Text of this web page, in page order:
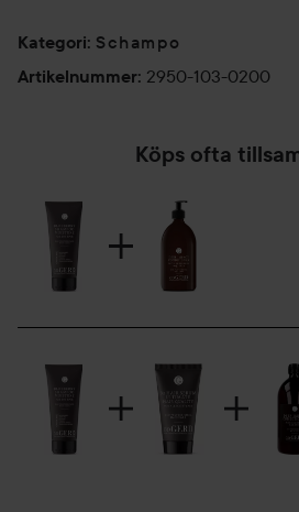
silikoner, mineraloljor, PEG/PGG,
eller parabener. Tuberna är gjorda av
Applicera i genomblött hår. Jobba
du behöva tvätta håret två gånger.
Kategori: Schampo
Artikelnummer: 2950-103-0200
Köps ofta